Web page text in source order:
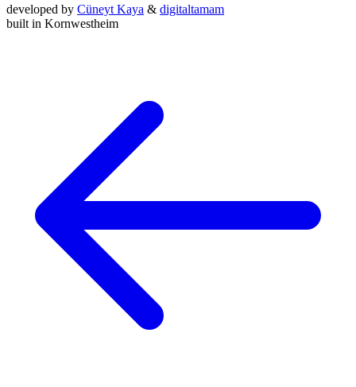
developed by Cüneyt Kaya & digitaltamam
built in Kornwestheim